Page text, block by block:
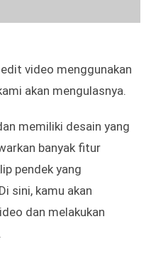
video menggunakan
akan mengulasnya.
memiliki desain yang
banyak fitur
pendek yang
sini, kamu akan
dan melakukan